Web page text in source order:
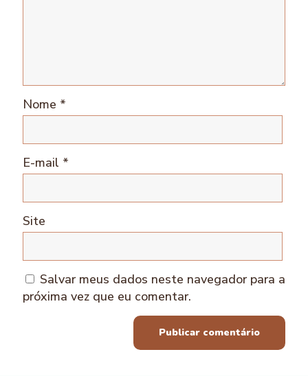
Nome *
E-mail *
Site
Salvar meus dados neste navegador para a
próxima vez que eu comentar.